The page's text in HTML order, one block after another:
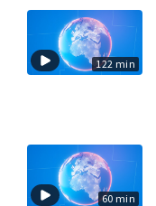
122 min
60 min